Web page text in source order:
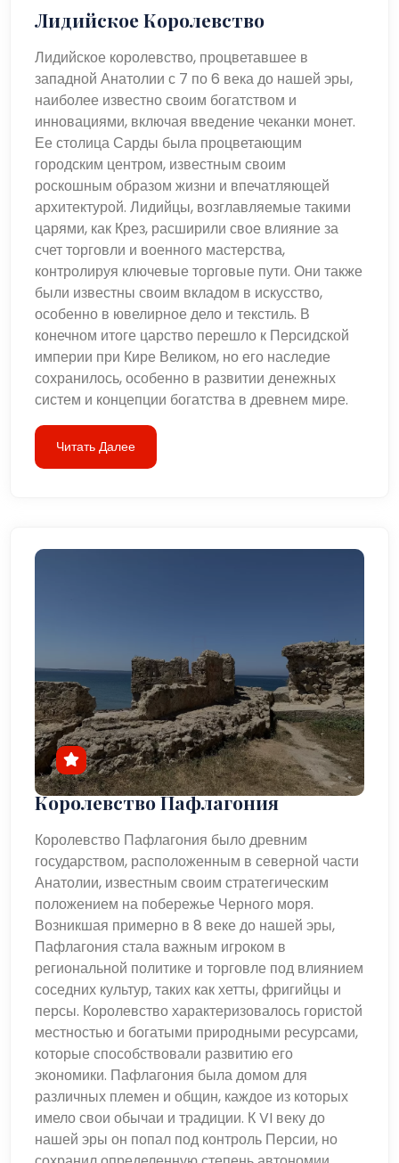
Лидийское Королевство
Лидийское королевство, процветавшее в
западной Анатолии с 7 по 6 века до нашей эры,
наиболее известно своим богатством и
инновациями, включая введение чеканки монет.
Ее столица Сарды была процветающим
городским центром, известным своим
роскошным образом жизни и впечатляющей
архитектурой. Лидийцы, возглавляемые такими
царями, как Крез, расширили свое влияние за
счет торговли и военного мастерства,
контролируя ключевые торговые пути. Они также
были известны своим вкладом в искусство,
особенно в ювелирное дело и текстиль. В
конечном итоге царство перешло к Персидской
империи при Кире Великом, но его наследие
сохранилось, особенно в развитии денежных
систем и концепции богатства в древнем мире.
Читать Далее
Королевство Пафлагония
Королевство Пафлагония было древним
государством, расположенным в северной части
Анатолии, известным своим стратегическим
положением на побережье Черного моря.
Возникшая примерно в 8 веке до нашей эры,
Пафлагония стала важным игроком в
региональной политике и торговле под влиянием
соседних культур, таких как хетты, фригийцы и
персы. Королевство характеризовалось гористой
местностью и богатыми природными ресурсами,
которые способствовали развитию его
экономики. Пафлагония была домом для
различных племен и общин, каждое из которых
имело свои обычаи и традиции. К VI веку до
нашей эры он попал под контроль Персии, но